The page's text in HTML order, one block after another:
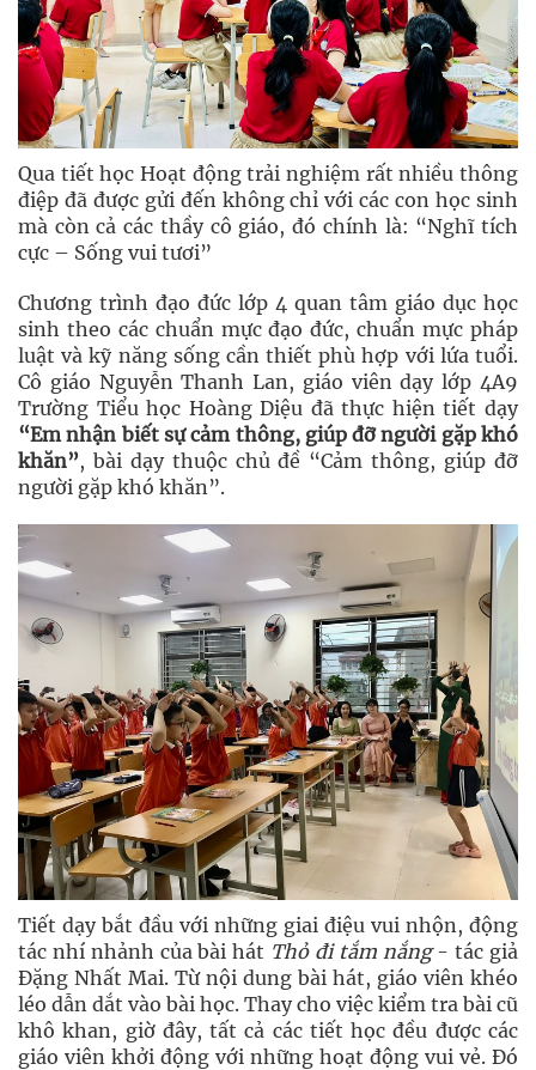
Qua tiết học Hoạt động trải nghiệm rất nhiều thông
điệp đã được gửi đến không chỉ với các con học sinh
mà còn cả các thầy cô giáo, đó chính là: “Nghĩ tích
cực – Sống vui tươi”
Chương trình đạo đức lớp 4 quan tâm giáo dục học
sinh theo các chuẩn mực đạo đức, chuẩn mực pháp
luật và kỹ năng sống cần thiết phù hợp với lứa tuổi.
Cô giáo Nguyễn Thanh Lan, giáo viên dạy lớp 4A9
Trường Tiểu học Hoàng Diệu đã thực hiện tiết dạy
“Em nhận biết sự cảm thông, giúp đỡ người gặp khó
khăn”, bài dạy thuộc chủ đề “Cảm thông, giúp đỡ
người gặp khó khăn”.
Tiết dạy bắt đầu với những giai điệu vui nhộn, động
tác nhí nhảnh của bài hát Thỏ đi tắm nắng- tác giả
Đặng Nhất Mai. Từ nội dung bài hát, giáo viên khéo
léo dẫn dắt vào bài học. Thay cho việc kiểm tra bài cũ
khô khan, giờ đây, tất cả các tiết học đều được các
giáo viên khởi động với những hoạt động vui vẻ. Đó